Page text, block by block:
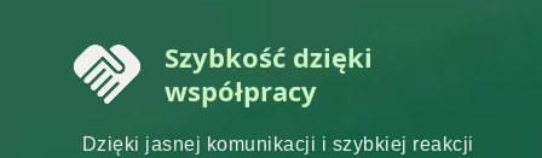
Szybkość dzięki
współpracy
Dzięki jasnej komunikacji i szybkiej reakcji